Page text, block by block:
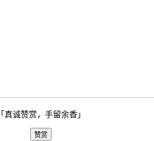
「真诚赞赏，手留余香」
赞赏